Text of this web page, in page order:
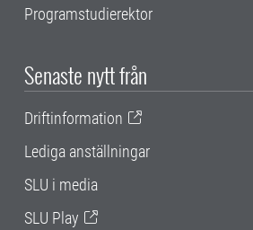
Programstudierektor
Senaste nytt från
Driftinformation
Lediga anställningar
SLU i media
SLU Play